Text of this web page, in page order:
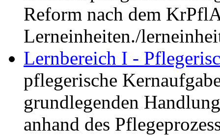
Reform nach dem
Lerneinheiten./
Lernbereich I -
pflegerische
grundlegenden
anhand des